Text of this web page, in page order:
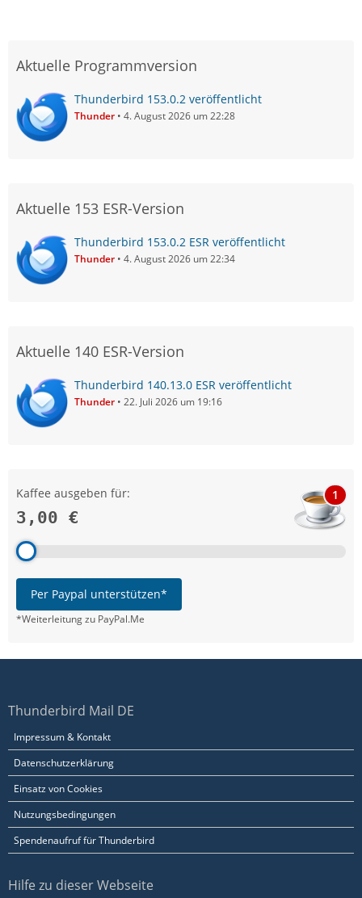
Aktuelle Programmversion
Thunderbird 153.0.2 veröffentlicht
Thunder 4. August 2026 um 22:28
Aktuelle 153 ESR-Version
Thunderbird 153.0.2 ESR veröffentlicht
Thunder 4. August 2026 um 22:34
Aktuelle 140 ESR-Version
Thunderbird 140.13.0 ESR veröffentlicht
Thunder 22. Juli 2026 um 19:16
Kaffee ausgeben für:
3,00 €
1
Per Paypal unterstützen*
*Weiterleitung zu PayPal.Me
Thunderbird Mail DE
Impressum & Kontakt
Datenschutzerklärung
Einsatz von Cookies
Nutzungsbedingungen
Spendenaufruf für Thunderbird
Hilfe zu dieser Webseite